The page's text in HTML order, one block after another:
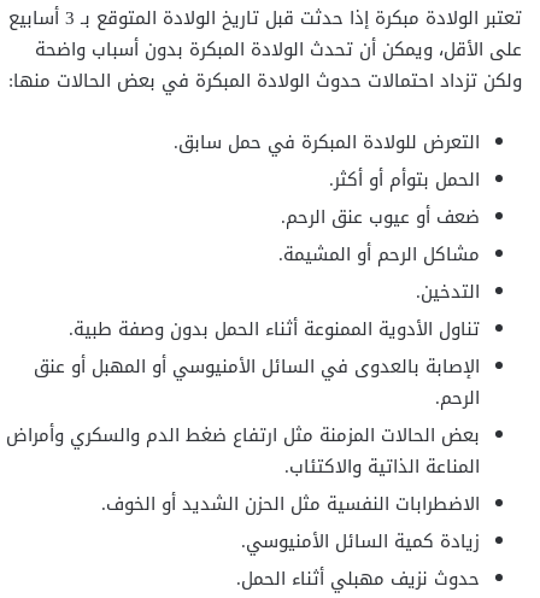
تعتبر الولادة مبكرة إذا حدثت قبل تاريخ الولادة المتوقع بـ 3 أسابيع
على الأقل، ويمكن أن تحدث الولادة المبكرة بدون أسباب واضحة
ولكن تزداد احتمالات حدوث الولادة المبكرة في بعض الحالات منها:
التعرض للولادة المبكرة في حمل سابق.
الحمل بتوأم أو أكثر.
ضعف أو عيوب عنق الرحم.
مشاكل الرحم أو المشيمة.
التدخين.
تناول الأدوية الممنوعة أثناء الحمل بدون وصفة طبية.
الإصابة بالعدوى في السائل الأمنيوسي أو المهبل أو عنق
الرحم.
بعض الحالات المزمنة مثل ارتفاع ضغط الدم والسكري وأمراض
المناعة الذاتية والاكتئاب.
الاضطرابات النفسية مثل الحزن الشديد أو الخوف.
زيادة كمية السائل الأمنيوسي.
حدوث نزيف مهبلي أثناء الحمل.